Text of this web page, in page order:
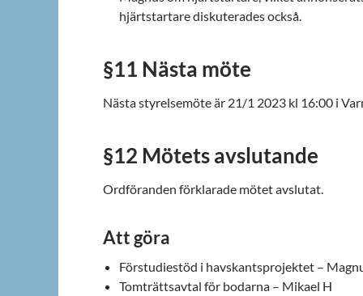
hjärtstartare diskuterades också.
§11 Nästa möte
Nästa styrelsemöte är 21/1 2023 kl 16:00 i
§12 Mötets avslutande
Ordföranden förklarade mötet avslutat.
Att göra
Förstudiestöd i havskantsprojektet –
Tomträttsavtal för bodarna – Mikael H